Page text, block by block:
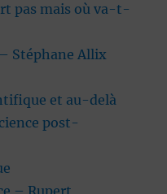
pas mais où va-t-
Stéphane Allix
et au-delà
post-